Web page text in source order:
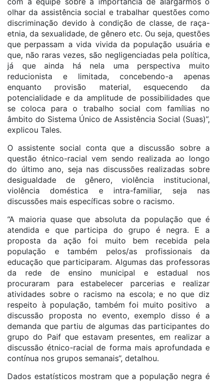
olhar da assistência social e trabalhar questões como
discriminação devido à condição de classe, de raça-
etnia, da sexualidade, de gênero etc. Ou seja, questões
que perpassam a vida vivida da população usuária e
que, não raras vezes, são negligenciadas pela política,
já que ainda há nela uma perspectiva muito
reducionista e limitada, concebendo-a apenas
enquanto provisão material, esquecendo da
potencialidade e da amplitude de possibilidades que
se coloca para o trabalho social com famílias no
âmbito do Sistema Único de Assistência Social (Suas)”,
explicou Tales.
O assistente social conta que a discussão sobre a
questão étnico-racial vem sendo realizada ao longo
do último ano, seja nas discussões realizadas sobre
desigualdade de gênero, violência institucional,
violência doméstica e intra-familiar, seja nas
discussões mais específicas sobre o racismo.
“A maioria quase que absoluta da população que é
atendida e que participa do grupo é negra. E a
proposta da ação foi muito bem recebida pela
população e também pelos/as profissionais da
educação que participaram. Algumas das professoras
da rede de ensino municipal e estadual nos
procuraram para estabelecer parcerias e realizar
atividades sobre o racismo na escola; e no que diz
respeito à população, também foi muito positivo a
discussão proposta no evento, exemplo disso é a
demanda que partiu de algumas das participantes do
grupo do Paif que estavam presentes, em realizar a
discussão étnico-racial de forma mais aprofundada e
contínua nos grupos semanais”, detalhou.
Dados estatísticos mostram que a população negra é